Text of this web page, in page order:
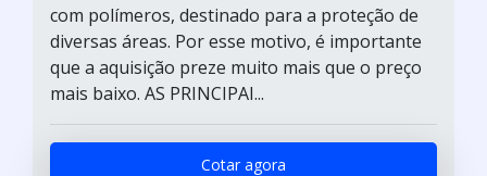
com polímeros, destinado para a proteção de
diversas áreas. Por esse motivo, é importante
que a aquisição preze muito mais que o preço
mais baixo. AS PRINCIPAI...
Cotar agora